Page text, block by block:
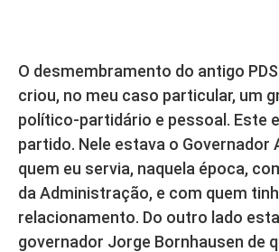
O desmembramento do antigo
criou, no meu caso particular, um
político-partidário e pessoal. Este
partido. Nele estava o Governador
quem eu servia, naquela época,
da Administração, e com quem
relacionamento. Do outro lado
governador Jorge Bornhausen de